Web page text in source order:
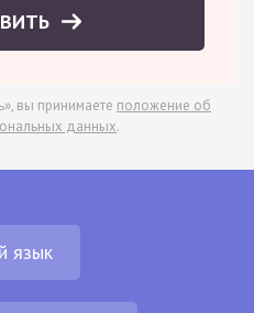
вы принимаете положение об
данных.
язык